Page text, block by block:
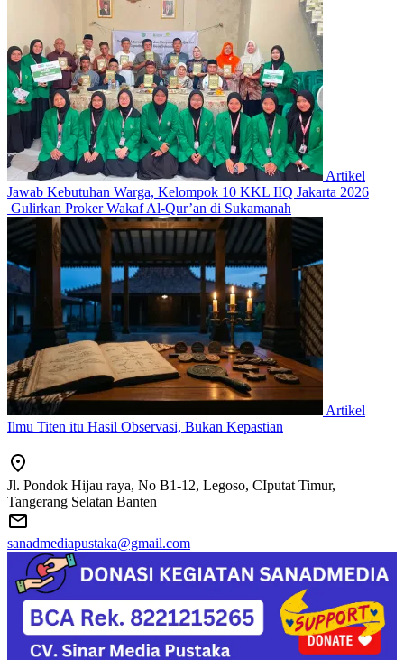
Artikel
Jawab Kebutuhan Warga, Kelompok 10 KKL IIQ Jakarta 2026
Gulirkan Proker Wakaf Al-Qur’an di Sukamanah
Artikel
Ilmu Titen itu Hasil Observasi, Bukan Kepastian
Jl. Pondok Hijau raya, No B1-12, Legoso, CIputat Timur,
Tangerang Selatan Banten
sanadmediapustaka@gmail.com